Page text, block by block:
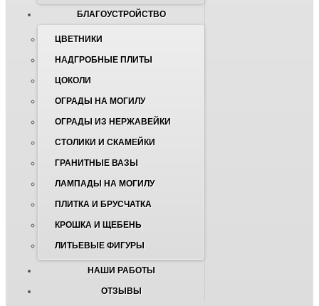
БЛАГОУСТРОЙСТВО
ЦВЕТНИКИ
НАДГРОБНЫЕ ПЛИТЫ
ЦОКОЛИ
ОГРАДЫ НА МОГИЛУ
ОГРАДЫ ИЗ НЕРЖАВЕЙКИ
СТОЛИКИ И СКАМЕЙКИ
ГРАНИТНЫЕ ВАЗЫ
ЛАМПАДЫ НА МОГИЛУ
ПЛИТКА И БРУСЧАТКА
КРОШКА И ЩЕБЕНЬ
ЛИТЬЕВЫЕ ФИГУРЫ
НАШИ РАБОТЫ
ОТЗЫВЫ